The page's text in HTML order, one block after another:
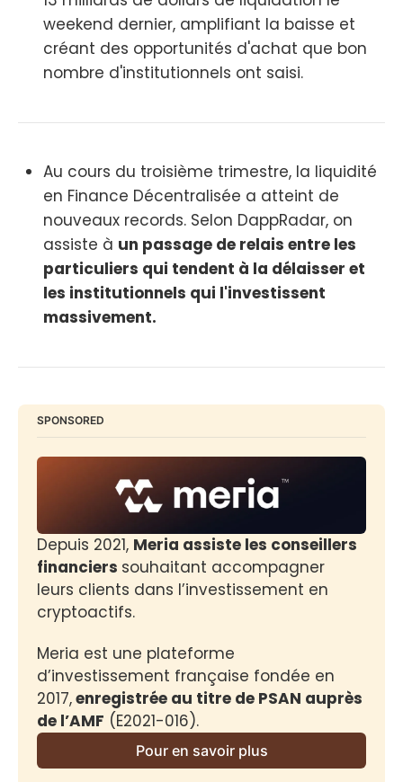
weekend dernier, amplifiant la baisse et
créant des opportunités d'achat que bon
nombre d'institutionnels ont saisi.
Au cours du troisième trimestre, la liquidité
en Finance Décentralisée a atteint de
nouveaux records. Selon DappRadar, on
assiste à un passage de relais entre les
particuliers qui tendent à la délaisser et
les institutionnels qui l'investissent
massivement.
SPONSORED
Depuis 2021, Meria assiste les conseillers
financiers souhaitant accompagner
leurs clients dans l’investissement en
cryptoactifs.
Meria est une plateforme
d’investissement française fondée en
2017, enregistrée au titre de PSAN auprès
de l’AMF (E2021-016).
Pour en savoir plus